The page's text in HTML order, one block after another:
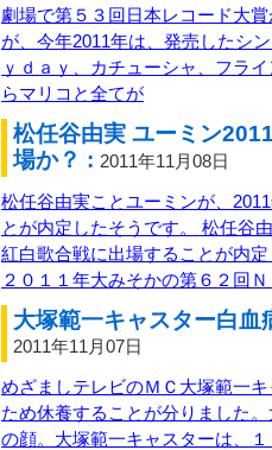
劇場で第５３回日本レコード大
が、今年2011年は、発売したシ
ｙｄａｙ、カチューシャ、フラ
らマリコと全てが
松任谷由実 ユーミン
場か？ : 2011年11月08日
松任谷由実ことユーミンが、
とが内定したそうです。 松任谷
紅白歌合戦に出場することが内
２０１１年大みそかの第６２回
大塚範一キャスター白血
2011年11月07日
めざましテレビのＭＣ大塚範一
ため休養することが分りました
の顔。大塚範一キャスターは、